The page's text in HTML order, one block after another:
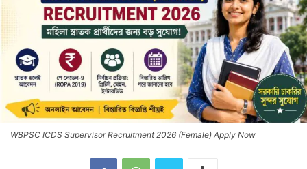
WBPSC ICDS Supervisor Recruitment 2026 (Female) Apply Now